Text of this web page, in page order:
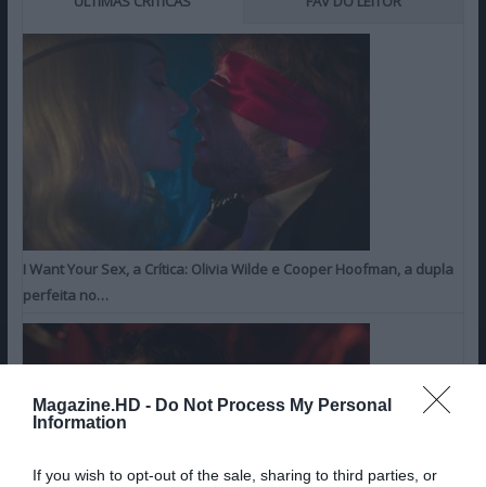
Magazine.HD - Do Not Process My Personal
Information
If you wish to opt-out of the sale, sharing to third parties, or
I Want Your Sex, a Crítica: Olivia Wilde e Cooper Hoofman, a dupla
perfeita no…